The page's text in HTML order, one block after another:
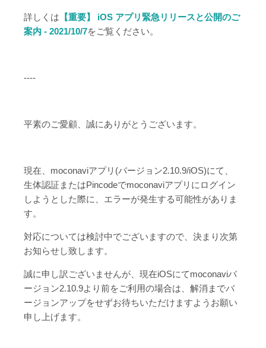
詳しくは 【重要】 iOS アプリ緊急リリースと公開のご
案内 - 2021/10/7をご覧ください。
----
平素のご愛顧、誠にありがとうございます。
現在、moconaviアプリ(バージョン2.10.9/iOS)にて、
生体認証またはPincodeでmoconaviアプリにログイン
しようとした際に、エラーが発生する可能性がありま
す。
対応については検討中でございますので、決まり次第
お知らせし致します。
誠に申し訳ございませんが、現在iOSにてmoconaviバ
ージョン2.10.9より前をご利用の場合は、解消までバ
ージョンアップをせずお待ちいただけますようお願い
申し上げます。